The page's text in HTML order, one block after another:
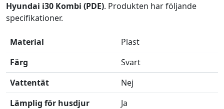
Hyundai i30 Kombi (PDE). Produkten har följande
specifikationer.
Material
Plast
Färg
Svart
Vattentät
Nej
Lämplig för husdjur
Ja